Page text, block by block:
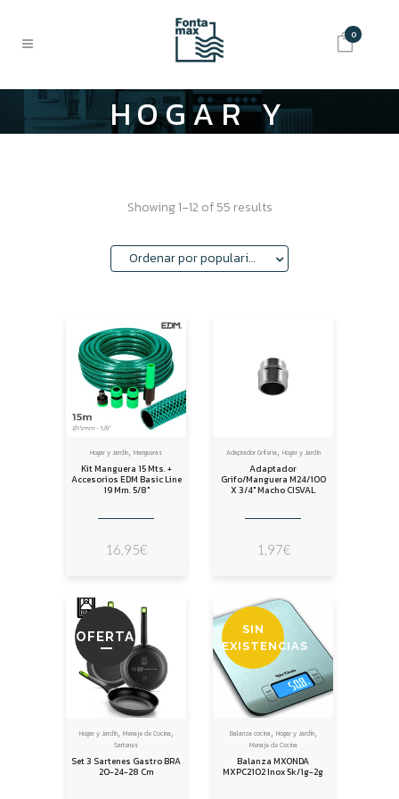
0
HOGAR Y
Showing 1–12 of 55 results
Ordenar por popularidad
Hogar y Jardín, Mangueras
Kit Manguera 15 Mts. +
Accesorios EDM Basic Line
19 Mm. 5/8″
16,95€
Adaptador Griferia, Hogar y Jardín
Adaptador
Grifo/Manguera M24/100
X 3/4″ Macho CISVAL
1,97€
OFERTA
Hogar y Jardín, Menaje de Cocina,
Sartenes
Set 3 Sartenes Gastro BRA
20-24-28 Cm
SIN
EXISTENCIAS
Balanza cocina, Hogar y Jardín,
Menaje de Cocina
Balanza MXONDA
MXPC2102 Inox 5k/1g-2g